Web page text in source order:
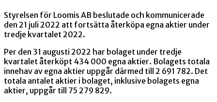
Styrelsen för Loomis AB beslutade och kommunicerade
den 21 juli 2022 att fortsätta återköpa egna aktier under
tredje kvartalet 2022.
Per den 31 augusti 2022 har bolaget under tredje
kvartalet återköpt 434 000 egna aktier. Bolagets totala
innehav av egna aktier uppgår därmed till 2 691 782. Det
totala antalet aktier i bolaget, inklusive bolagets egna
aktier, uppgår till 75 279 829.